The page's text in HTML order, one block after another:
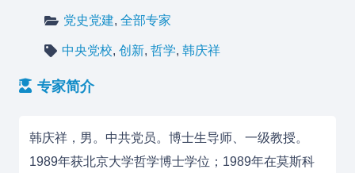
党史党建,全部专家
中央党校,创新,哲学,韩庆祥
专家简介
韩庆祥，男。中共党员。博士生导师、一级教授。
1989年获北京大学哲学博士学位；1989年在莫斯科